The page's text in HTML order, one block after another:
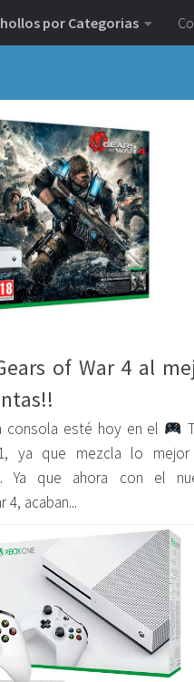
por Categorias
of War 4 al
consola esté hoy en el
ya que mezcla lo
Ya que ahora con el
acaban...